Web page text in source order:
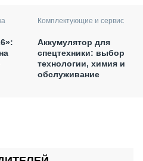
Комплектующие и сервис
Аккумулятор для
спецтехники: выбор
технологии, химия и
обслуживание